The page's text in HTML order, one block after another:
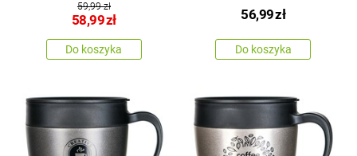
59,99 zł
58,99zł
Do koszyka
56,99zł
Do koszyka